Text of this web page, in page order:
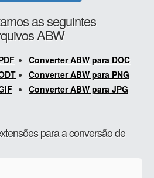
as seguintes
ABW
Converter ABW para DOC
Converter ABW para PNG
Converter ABW para JPG
para a conversão de